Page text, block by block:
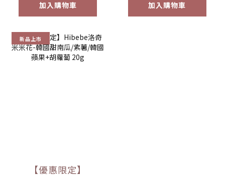
加入購物車 加入購物車
新品上市
【優惠限定】